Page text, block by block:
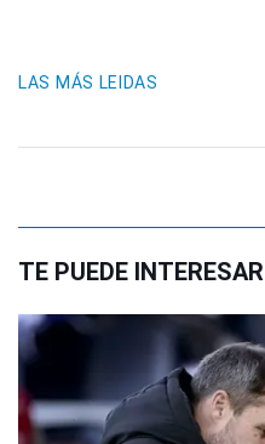
LAS MÁS LEIDAS
TE PUEDE INTERESAR